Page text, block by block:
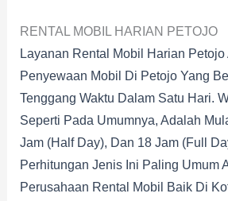
RENTAL MOBIL HARIAN PETOJO
Layanan Rental Mobil Harian Petojo
Penyewaan Mobil Di Petojo Yang
Tenggang Waktu Dalam Satu Hari.
Seperti Pada Umumnya, Adalah
Jam (half Day), Dan 18 Jam (full
Perhitungan Jenis Ini Paling Umum
Perusahaan Rental Mobil Baik Di